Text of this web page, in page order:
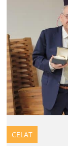
CELAT